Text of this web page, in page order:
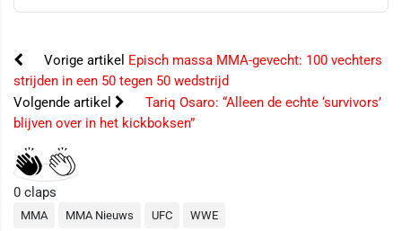
Vorige artikel Episch massa MMA-gevecht: 100 vechters
strijden in een 50 tegen 50 wedstrijd
Volgende artikel
Tariq Osaro: “Alleen de echte ‘survivors’
blijven over in het kickboksen”
0 claps
MMA MMA Nieuws UFC WWE